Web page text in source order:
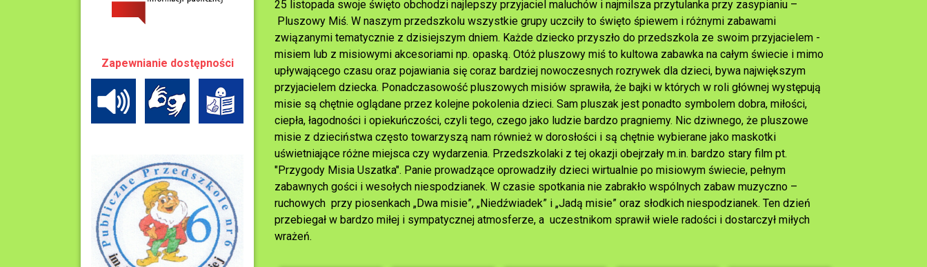
25 listopada swoje święto obchodzi najlepszy przyjaciel maluchów i najmilsza przytulanka przy zasypianiu –
Pluszowy Miś. W naszym przedszkolu wszystkie grupy uczciły to święto śpiewem i różnymi zabawami
związanymi tematycznie z dzisiejszym dniem. Każde dziecko przyszło do przedszkola ze swoim przyjacielem -
misiem lub z misiowymi akcesoriami np. opaską. Otóż pluszowy miś to kultowa zabawka na całym świecie i mimo
upływającego czasu oraz pojawiania się coraz bardziej nowoczesnych rozrywek dla dzieci, bywa największym
przyjacielem dziecka. Ponadczasowość pluszowych misiów sprawiła, że bajki w których w roli głównej występują
misie są chętnie oglądane przez kolejne pokolenia dzieci. Sam pluszak jest ponadto symbolem dobra, miłości,
ciepła, łagodności i opiekuńczości, czyli tego, czego jako ludzie bardzo pragniemy. Nic dziwnego, że pluszowe
misie z dzieciństwa często towarzyszą nam również w dorosłości i są chętnie wybierane jako maskotki
uświetniające różne miejsca czy wydarzenia. Przedszkolaki z tej okazji obejrzały m.in. bardzo stary film pt.
"Przygody Misia Uszatka". Panie prowadzące oprowadziły dzieci wirtualnie po misiowym świecie, pełnym
zabawnych gości i wesołych niespodzianek. W czasie spotkania nie zabrakło wspólnych zabaw muzyczno –
ruchowych przy piosenkach „Dwa misie”, „Niedźwiadek” i „Jadą misie” oraz słodkich niespodzianek. Ten dzień
przebiegał w bardzo miłej i sympatycznej atmosferze, a uczestnikom sprawił wiele radości i dostarczył miłych
wrażeń.
Zapewnianie dostępności